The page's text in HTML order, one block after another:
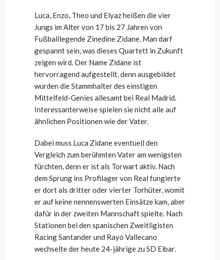
Luca, Enzo, Theo und Elyaz heißen die vier
Jungs im Alter von 17 bis 27 Jahren von
Fußballlegende Zinedine Zidane. Man darf
gespannt sein, was dieses Quartett in Zukunft
zeigen wird. Der Name Zidane ist
hervorragend aufgestellt, denn ausgebildet
wurden die Stammhalter des einstigen
Mittelfeld-Genies allesamt bei Real Madrid.
Interessanterweise spielen sie nicht alle auf
ähnlichen Positionen wie der Vater.
Dabei muss Luca Zidane eventuell den
Vergleich zum berühmten Vater am wenigsten
fürchten, denn er ist als Torwart aktiv. Nach
dem Sprung ins Profilager von Real fungierte
er dort als dritter oder vierter Torhüter, womit
er auf keine nennenswerten Einsätze kam, aber
dafür in der zweiten Mannschaft spielte. Nach
Stationen bei den spanischen Zweitligisten
Racing Santander und Rayo Vallecano
wechselte der heute 24-jährige zu SD Eibar.